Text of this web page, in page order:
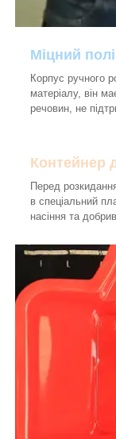
Міцний
Корпус ручного
матеріалу, він
речовин, не
Контейнер
Перед
в спеціальний
насіння та